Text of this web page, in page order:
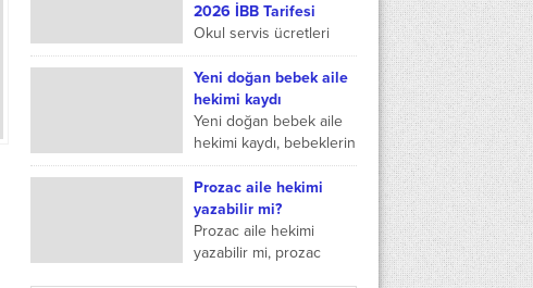
açıyor. Geçmişte
yalnızca büyük yatırım
şirketlerinin erişebildiği
gelişmiş analiz araçları,
artık bireysel...
2026 İBB Tarifesi
Okul servis ücretleri
hesaplama sürecinde
kafa karışıklığı
yaşıyorsanız, 2025-
2026 İBB tarifesine
göre net bir rehbere
ihtiyacınız var. Bu
yazıda, çocuğunuzun...
Yeni doğan bebek aile
hekimi kaydı
Yeni doğan bebek aile
hekimi kaydı, bebeklerin
aile hekimi nasıl
değiştirilir ve yeni
doğan bebek sağlık
ocağına ne zaman
gider...
Prozac aile hekimi
yazabilir mi?
Prozac aile hekimi
yazabilir mi, prozac